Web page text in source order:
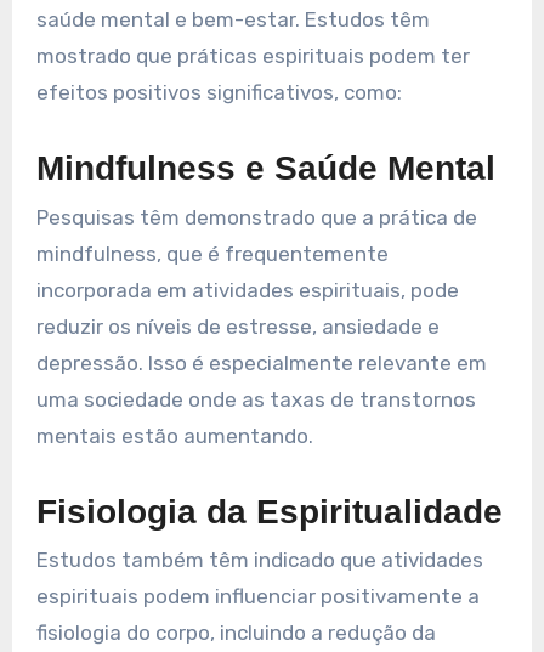
saúde mental e bem-estar. Estudos têm
mostrado que práticas espirituais podem ter
efeitos positivos significativos, como:
Mindfulness e Saúde Mental
Pesquisas têm demonstrado que a prática de
mindfulness, que é frequentemente
incorporada em atividades espirituais, pode
reduzir os níveis de estresse, ansiedade e
depressão. Isso é especialmente relevante em
uma sociedade onde as taxas de transtornos
mentais estão aumentando.
Fisiologia da Espiritualidade
Estudos também têm indicado que atividades
espirituais podem influenciar positivamente a
fisiologia do corpo, incluindo a redução da